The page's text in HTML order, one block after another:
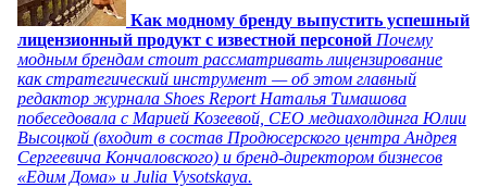
Как модному бренду выпустить успешный
лицензионный продукт с известной персоной Почему
модным брендам стоит рассматривать лицензирование
как стратегический инструмент — об этом главный
редактор журнала Shoes Report Наталья Тимашова
побеседовала с Марией Козеевой, СЕО медиахолдинга Юлии
Высоцкой (входит в состав Продюсерского центра Андрея
Сергеевича Кончаловского) и бренд-директором бизнесов
«Едим Дома» и Julia Vysotskaya.